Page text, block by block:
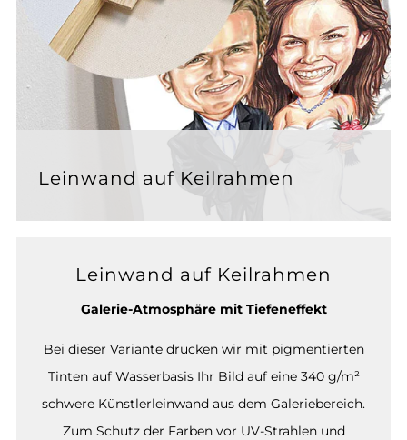
Leinwand auf Keilrahmen
Leinwand auf Keilrahmen
Galerie-Atmosphäre mit Tiefeneffekt
Bei dieser Variante drucken wir mit pigmentierten
Tinten auf Wasserbasis Ihr Bild auf eine 340 g/m²
schwere Künstlerleinwand aus dem Galeriebereich.
Zum Schutz der Farben vor UV-Strahlen und